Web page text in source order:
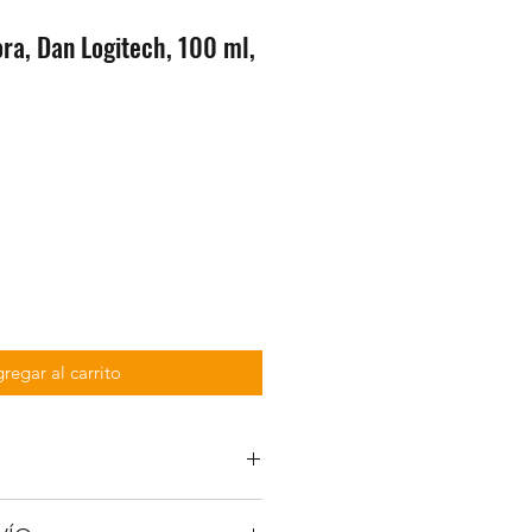
Dan Logitech, 100 ml,
al carrito